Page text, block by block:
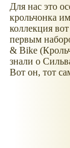
Для нас это
крольчонка
коллекция
первым
& Bike
знали о
Вот он, тот